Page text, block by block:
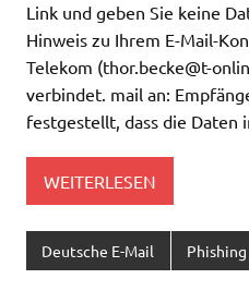
Link und geben Sie keine
Hinweis zu Ihrem E-Mail-
Telekom (thor.becke@t-
verbindet. mail an: Empfä
festgestellt, dass die Daten
WEITERLESEN
Deutsche E-Mail Phishing